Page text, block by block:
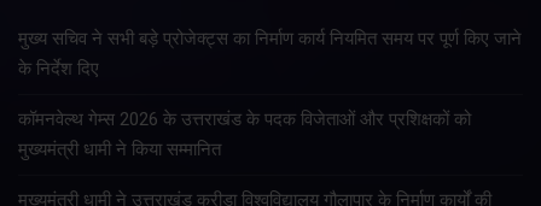
मुख्य सचिव ने सभी बड़े प्रोजेक्ट्स का निर्माण कार्य नियमित समय पर पूर्ण किए जाने
के निर्देश दिए
कॉमनवेल्थ गेम्स 2026 के उत्तराखंड के पदक विजेताओं और प्रशिक्षकों को
मुख्यमंत्री धामी ने किया सम्मानित
मुख्यमंत्री धामी ने उत्तराखंड क्रीड़ा विश्वविद्यालय गौलापार के निर्माण कार्यों की